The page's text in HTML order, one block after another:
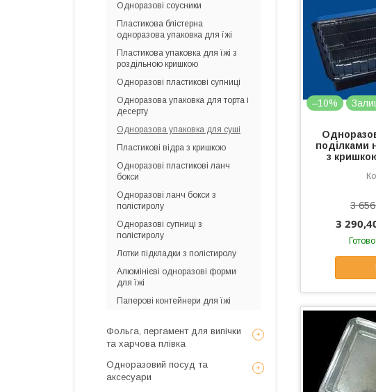
–10%
поділками
з
3
3
Одноразові соусники
Пластикова блістерна
одноразова упаковка для їжі
Пластикова упаковка для їжі з
роздільною кришкою
Одноразові пластикові супниці
Одноразова упаковка для торта і
десерту
Одноразова упаковка для суші
Пластикові відра з кришкою
Одноразові пластикові ланч
бокси
Одноразові ланч бокси з
полістиролу
Одноразові супниці з
полістиролу
Лотки підкладки з полістиролу
Алюмінієві одноразові форми
для їжі
Паперові контейнери для їжі
Фольга, пергамент для випічки
та харчова плівка
Одноразовий посуд та
аксесуари